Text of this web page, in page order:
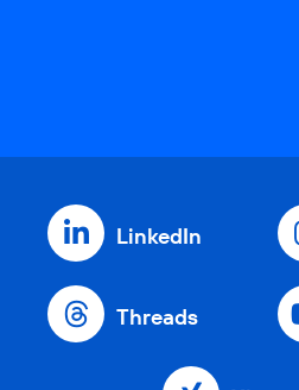
LinkedIn
Threads